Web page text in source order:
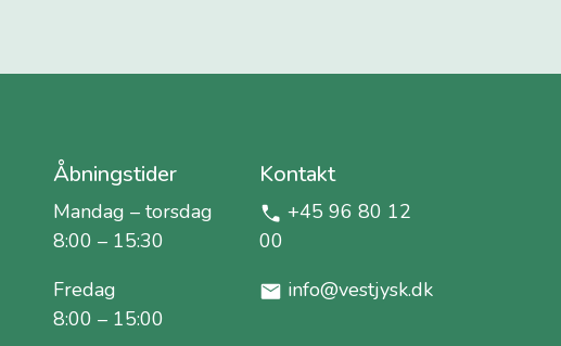
Åbningstider
Mandag – torsdag
8:00 – 15:30
Fredag
8:00 – 15:00
Kontakt
+45 96 80 12
00
info@vestjysk.dk